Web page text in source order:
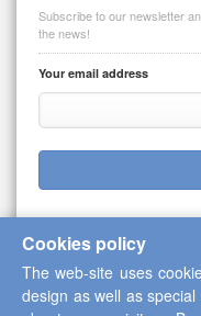
Subscribe to our newsletter
the news!
Your email address
Copyright © 2013-2026
Cookies policy
The web-site uses
design as well as